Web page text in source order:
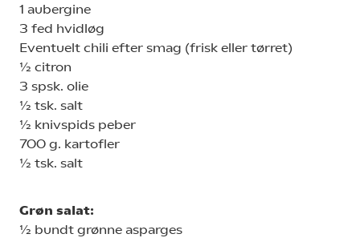
1 aubergine
3 fed hvidløg
Eventuelt chili efter smag (frisk eller tørret)
½ citron
3 spsk. olie
½ tsk. salt
½ knivspids peber
700 g. kartofler
½ tsk. salt
Grøn salat:
½ bundt grønne asparges